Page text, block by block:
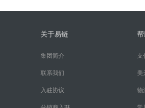
关于易链
集团简介
联系我们
入驻协议
支
美
物